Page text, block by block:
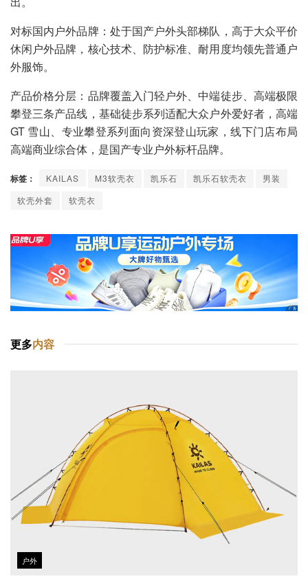
对标国内户外品牌：处于国产户外头部梯队，高于大众平价
休闲户外品牌，核心技术、防护标准、耐用度均领先普通户
外服饰。
产品价格分层：品牌覆盖入门轻户外、中端徒步、高端极限
攀登三条产品线，基础徒步系列适配大众户外爱好者，高端
GT 雪山、专业攀登系列面向资深登山玩家，线下门店布局
高端商业综合体，是国产专业户外标杆品牌。
标签： KAILAS M3软壳衣 凯乐石 凯乐石软壳衣
男装
软壳外套
软壳衣
更多内容
户外